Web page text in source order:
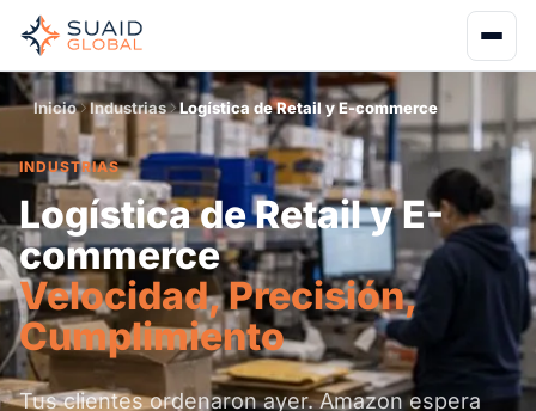
Inicio Industrias Logística de Retail y E-commerce
INDUSTRIAS
Logística de Retail y E-
commerce
Velocidad, Precisión,
Cumplimiento
Tus clientes ordenaron ayer. Amazon espera